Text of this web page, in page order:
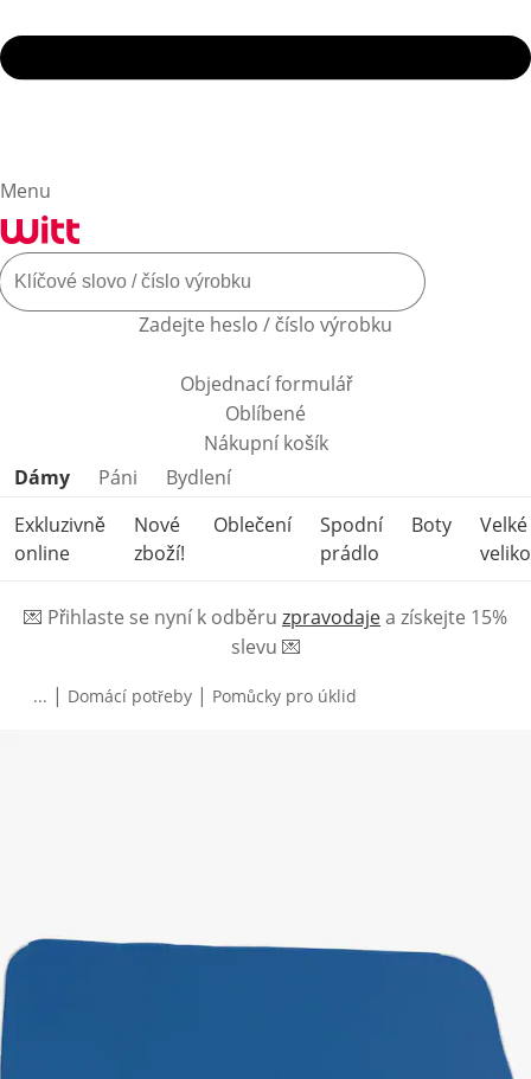
Menu
Zadejte heslo / číslo výrobku
Objednací formulář
Oblíbené
Nákupní košík
Přeskočit kategorie produktů
Dámy Páni
Bydlení
Exkluzivně
online
Nové
zboží!
Oblečení
Spodní
prádlo
Boty
Velké
💌 Přihlaste se nyní k odběru zpravodajea získejte 15%
slevu 💌
... | Domácí potřeby | Pomůcky pro úklid